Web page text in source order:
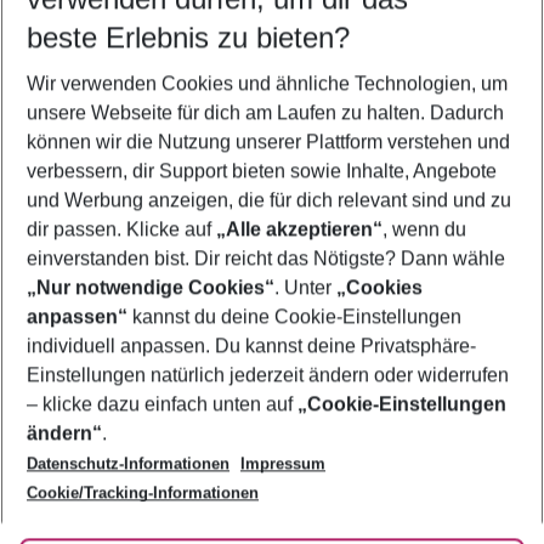
5-8 Nächte
2 Erwachsene Keine Kinder
Mehr Filter anzeigen
Footer
Footer navigation
Über uns
AGB
Bestpreisgarantie
Cookie-Einstellungen ändern
Cookie-Richtlinie
Agenturbetreuung
Barrierefreies Reisen
Folge uns
beste Erlebnis zu bieten?
Wir verwenden Cookies und ähnliche Technologien, um
unsere Webseite für dich am Laufen zu halten. Dadurch
können wir die Nutzung unserer Plattform verstehen und
verbessern, dir Support bieten sowie Inhalte, Angebote
und Werbung anzeigen, die für dich relevant sind und zu
dir passen. Klicke auf „Alle akzeptieren“, wenn du
einverstanden bist. Dir reicht das Nötigste? Dann wähle
„Nur notwendige Cookies“. Unter „Cookies
anpassen“ kannst du deine Cookie-Einstellungen
individuell anpassen. Du kannst deine Privatsphäre-
Einstellungen natürlich jederzeit ändern oder widerrufen
– klicke dazu einfach unten auf „Cookie-Einstellungen
ändern“.
Datenschutz-Informationen
Impressum
Cookie/Tracking-Informationen